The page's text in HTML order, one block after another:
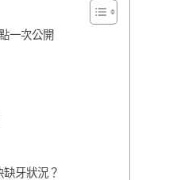
一次公開
牙狀況？